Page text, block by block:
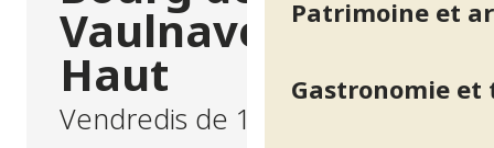
Patrimoine et
Gastronomie
Vaulnaveys-le-
Haut
Vendredis de 16h à 20h